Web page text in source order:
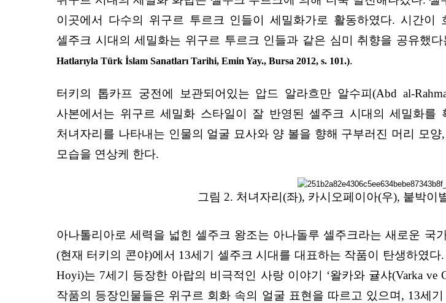
이곳에서 다수의 위구르 투르크 인들이 세밀화가로 활동하였다. 시간
셀주크 시대의 세밀화는 위구르 투르크 인들과 같은 심미 취향을 공유했
Hatlarıyla Türk İslam Sanatları Tarihi, Emin Yay., Bursa 2012, s. 101.).
터키의 톱카프 궁전에 보관되어있는 압드 알라흐만 알수피(Abd al-
사본에서는 위구르 세밀화 스타일이 잘 반영된 셀주크 시대의 세밀화
처녀자리를 나타내는 인물의 얼굴 묘사와 양 볼을 향해 구부러진 머리 모
모습을 연상케 한다.
그림 2. 처녀자리(좌), 카시오페이아(우), 붙박이
아나톨리아로 세력을 넓힌 셀주크 왕조는 아나돌루 셀주크라는 새로운
(현재 터키의 콘야)에서 13세기 셀주크 시대를 대표하는 작품이 탄생하였
Hoyi)는 7세기 등장한 아랍의 비극적인 사랑 이야기 ‘왈카와 귤샤(Varka ve
작품의 등장인물들은 위구르 회화 속의 얼굴 표현을 따르고 있으며, 13세